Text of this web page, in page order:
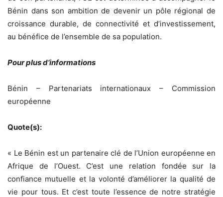
Bénin dans son ambition de devenir un pôle régional de
croissance durable, de connectivité et d’investissement,
au bénéfice de l’ensemble de sa population.
Pour plus d’informations
Bénin – Partenariats internationaux – Commission
européenne
Quote(s):
« Le Bénin est un partenaire clé de l’Union européenne en
Afrique de l’Ouest. C’est une relation fondée sur la
confiance mutuelle et la volonté d’améliorer la qualité de
vie pour tous. Et c’est toute l’essence de notre stratégie